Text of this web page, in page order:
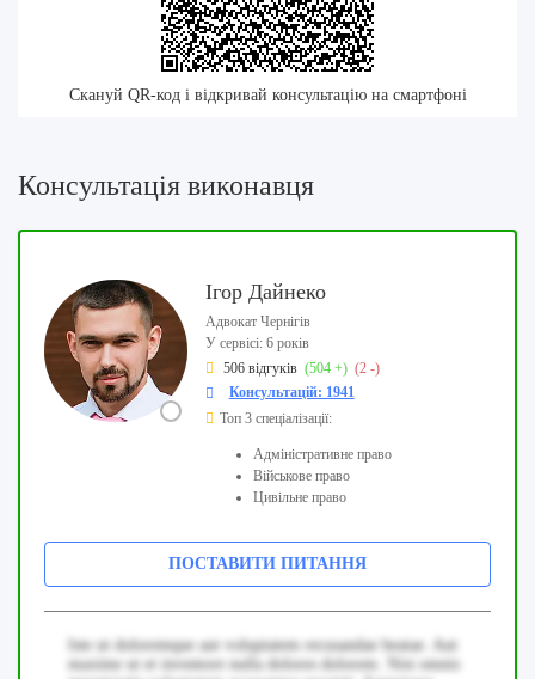
Скануй QR-код і відкривай консультацію на смартфоні
Консультація виконавця
Ігор Дайнеко
Адвокат Чернігів
У сервісі: 6 років
506 відгуків (504 +) (2 -)
Консультацій: 1941
Топ 3 спеціалізації:
Адміністративне право
Військове право
Цивільне право
ПОСТАВИТИ ПИТАННЯ
Iste ut doloremque aut voluptatem recusandae beatae. Aut
maxime ut et inventore nulla dolores dolorem. Nisi omnis